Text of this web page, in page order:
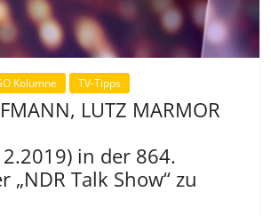
Kolumne TV-Tipps
LUTZ MARMOR
in der 864.
„NDR Talk Show“ zu